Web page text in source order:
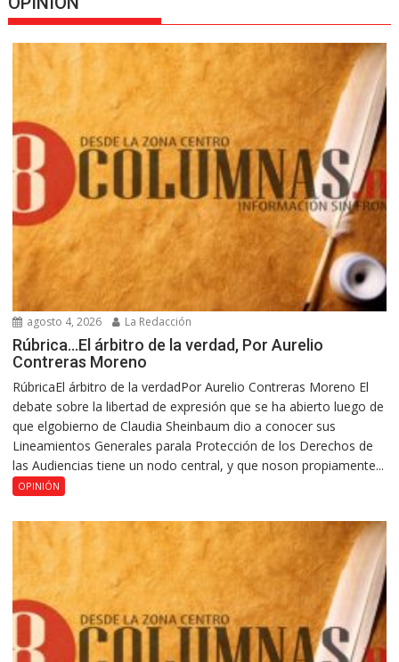
agosto 4, 2026 La Redacción
Rúbrica…El árbitro de la verdad, Por Aurelio
Contreras Moreno
RúbricaEl árbitro de la verdadPor Aurelio Contreras Moreno El
debate sobre la libertad de expresión que se ha abierto luego de
que elgobierno de Claudia Sheinbaum dio a conocer sus
Lineamientos Generales parala Protección de los Derechos de
las Audiencias tiene un nodo central, y que noson propiamente...
OPINIÓN